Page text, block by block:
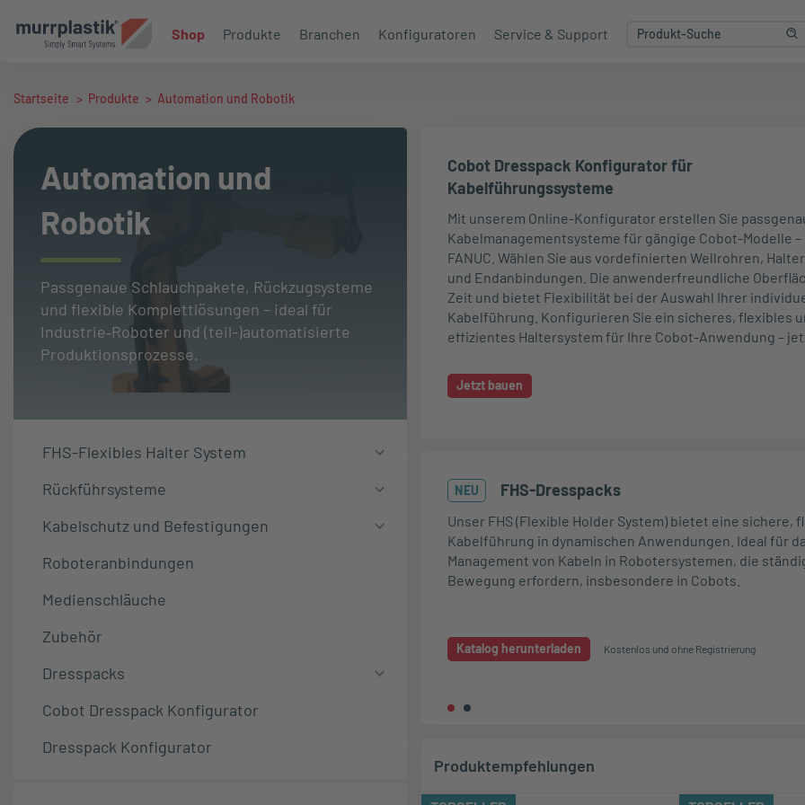
Shop Produkte Branchen Konfiguratoren Service & Support
Startseite > Produkte > Automation und Robotik
Automation und
Robotik
Passgenaue Schlauchpakete, Rückzugsysteme
und flexible Komplettlösungen – ideal für
Industrie‑Roboter und (teil-)automatisierte
Produktionsprozesse.
FHS-Flexibles Halter System
Rückführsysteme
Kabelschutz und Befestigungen
Roboteranbindungen
Medienschläuche
Zubehör
Dresspacks
Cobot Dresspack Konfigurator
Dresspack Konfigurator
Cobot Dresspack Konfigurator für
Kabelführungssysteme
Mit unserem Online-Konfigurator erstellen Sie
Kabelmanagementsysteme für gängige Cobot-Modelle –
FANUC. Wählen Sie aus vordefinierten Wellrohren,
und Endanbindungen. Die anwenderfreundliche
Zeit und bietet Flexibilität bei der Auswahl Ihrer
Kabelführung. Konfigurieren Sie ein sicheres, flexibles
effizientes Haltersystem für Ihre Cobot-Anwendung –
Jetzt bauen
FHS-Dresspacks
Unser FHS (Flexible Holder System) bietet eine sichere, flexible
Kabelführung in dynamischen Anwendungen. Ideal für das
Management von Kabeln in Robotersystemen, die ständige
Bewegung erfordern, insbesondere in Cobots.
Kostenlos und ohne Registrierung
Produktempfehlungen